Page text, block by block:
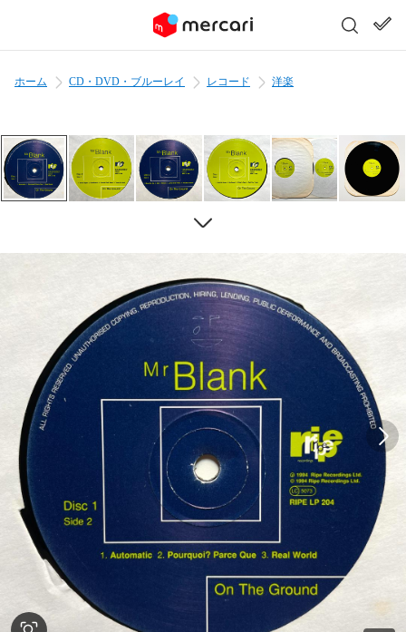
ホーム CD・DVD・ブルーレイ レコード 洋楽